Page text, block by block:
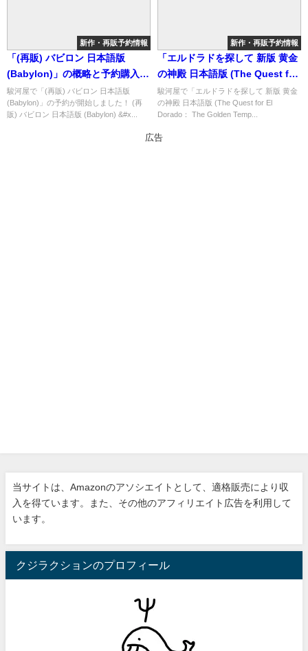
新作・再販予約情報
「(再販) バビロン 日本語版
(Babylon)」の概略と予約購入可
能なショップ紹介！
駿河屋で「(再販) バビロン 日本語版
(Babylon)」の予約が開始しました！ (再
販) バビロン 日本語版 (Babylon) &#x...
新作・再販予約情報
「エルドラドを探して 新版 黄金
の神殿 日本語版 (The Quest for
El Dorado： The Golden
Temples)」の概略と予約購入可
駿河屋で「エルドラドを探して 新版 黄金
の神殿 日本語版 (The Quest for El
Dorado： The Golden Temp...
広告
当サイトは、Amazonのアソシエイトとして、適格販売により収
入を得ています。また、その他のアフィリエイト広告を利用して
います。
クジラクションのプロフィール